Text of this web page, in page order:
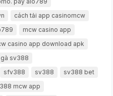
cách tải app casinomcw
mcw casino app
casino app download apk
sv388
sfv388 sv388
sv388 bet
mcw app